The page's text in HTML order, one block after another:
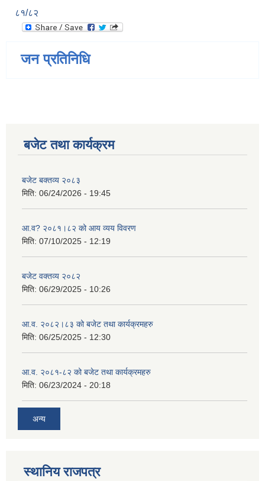
८१/८२
जन प्रतिनिधि
बजेट तथा कार्यक्रम
बजेट बक्तव्य २०८३
मिति: 06/24/2026 - 19:45
आ.व? २०८१।८२ को आय व्यय विवरण
मिति: 07/10/2025 - 12:19
बजेट वक्तव्य २०८२
मिति: 06/29/2025 - 10:26
आ.व. २०८२।८३ को बजेट तथा कार्यक्रमहरु
मिति: 06/25/2025 - 12:30
आ.व. २०८१-८२ को बजेट तथा कार्यक्रमहरु
मिति: 06/23/2024 - 20:18
अन्य
स्थानिय राजपत्र